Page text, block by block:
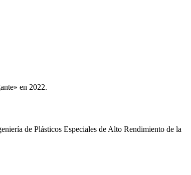
en 2022.
de Plásticos Especiales de Alto Rendimiento de la